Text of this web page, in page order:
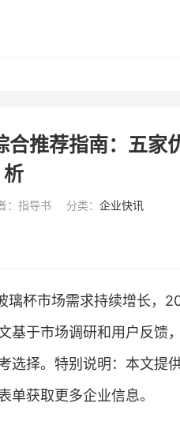
推荐指南：五家
析
：指导书 分类： 企业快讯
璃杯市场需求持续增长，
基于市场调研和用户反馈
选择。特别说明：本文提
单获取更多企业信息。